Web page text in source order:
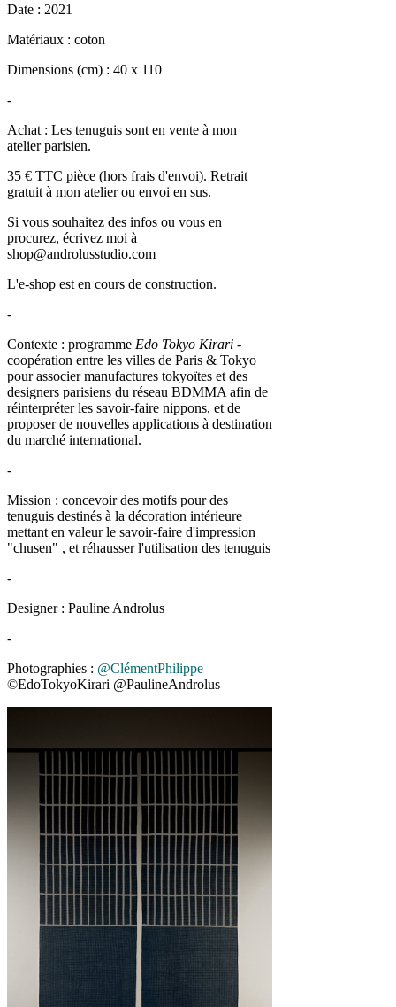
Date : 2021
Matériaux : coton
Dimensions (cm) : 40 x 110
-
Achat : Les tenuguis sont en vente à mon
atelier parisien.
35 € TTC pièce (hors frais d'envoi). Retrait
gratuit à mon atelier ou envoi en sus.
Si vous souhaitez des infos ou vous en
procurez, écrivez moi à
shop@androlusstudio.com
L'e-shop est en cours de construction.
-
Contexte : programme Edo Tokyo Kirari -
coopération entre les villes de Paris & Tokyo
pour associer manufactures tokyoïtes et des
designers parisiens du réseau BDMMA afin de
réinterpréter les savoir-faire nippons, et de
proposer de nouvelles applications à destination
du marché international.
-
Mission : concevoir des motifs pour des
tenuguis destinés à la décoration intérieure
mettant en valeur le savoir-faire d'impression
"chusen" , et réhausser l'utilisation des tenuguis
-
Designer : Pauline Androlus
-
Photographies : @ClémentPhilippe
©EdoTokyoKirari @PaulineAndrolus